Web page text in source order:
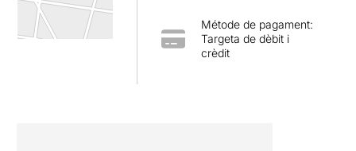
Métode de pagament:
Targeta de dèbit i
crèdit